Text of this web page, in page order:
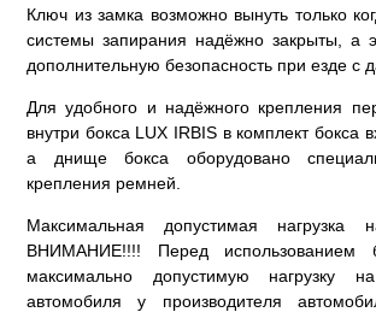
Ключ из замка возможно вынуть только
системы запирания надёжно закрыты, а
дополнительную безопасность при езде с
Для удобного и надёжного крепления
внутри бокса LUX IRBIS в комплект бокса
а днище бокса оборудовано
крепления ремней.
Максимальная допустимая
ВНИМАНИЕ!!!! Перед использованием
максимально допустимую нагрузку
автомобиля у производителя